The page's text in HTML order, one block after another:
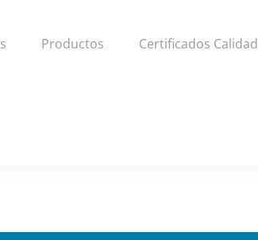
Productos Certificados Calidad